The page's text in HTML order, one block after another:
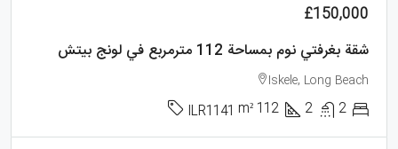
£150,000
شقة بغرفتي نوم بمساحة 112 مترمربع في لونج بيتش
Iskele, Long Beach
2
2
112
m²
ILR1141